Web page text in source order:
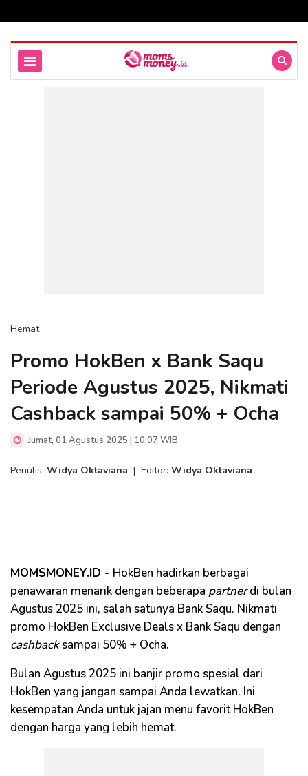
Hemat
Promo HokBen x Bank Saqu
Periode Agustus 2025, Nikmati
Cashback sampai 50% + Ocha
Jumat, 01 Agustus 2025 | 10:07 WIB
Penulis: Widya Oktaviana | Editor: Widya Oktaviana
MOMSMONEY.ID - HokBen hadirkan berbagai
penawaran menarik dengan beberapa partnerdi bulan
Agustus 2025 ini, salah satunya Bank Saqu. Nikmati
promo HokBen Exclusive Deals x Bank Saqu dengan
cashbacksampai 50% + Ocha.
Bulan Agustus 2025 ini banjir promo spesial dari
HokBen yang jangan sampai Anda lewatkan. Ini
kesempatan Anda untuk jajan menu favorit HokBen
dengan harga yang lebih hemat.